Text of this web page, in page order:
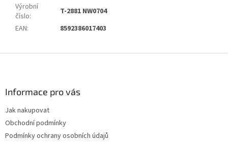
Výrobní
číslo:
T-2881 NW0704
EAN: 8592386017403
Informace pro vás
Jak nakupovat
Obchodní podmínky
Podmínky ochrany osobních údajů